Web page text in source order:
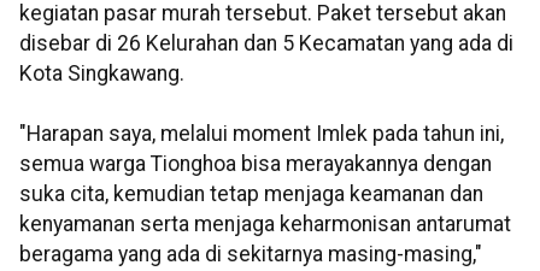
kegiatan pasar murah tersebut. Paket tersebut akan
disebar di 26 Kelurahan dan 5 Kecamatan yang ada di
Kota Singkawang.
"Harapan saya, melalui moment Imlek pada tahun ini,
semua warga Tionghoa bisa merayakannya dengan
suka cita, kemudian tetap menjaga keamanan dan
kenyamanan serta menjaga keharmonisan antarumat
beragama yang ada di sekitarnya masing-masing,"